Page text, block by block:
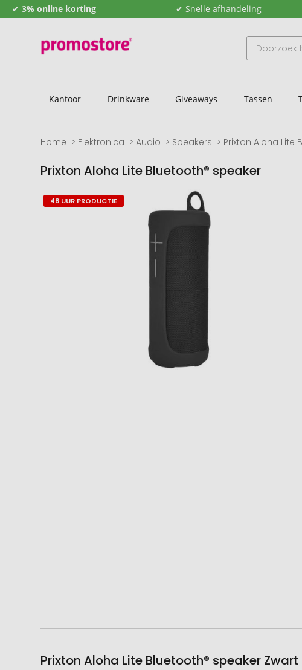
✔ 3% online korting ✔ Snelle afhandeling
Kantoor Drinkware Giveaways Tassen
Home Elektronica Audio Speakers Prixton Aloha Lite
Prixton Aloha Lite Bluetooth® speaker
Naar
het
Naar
het
48 UUR PRODUCTIE
Prixton Aloha Lite Bluetooth® speaker